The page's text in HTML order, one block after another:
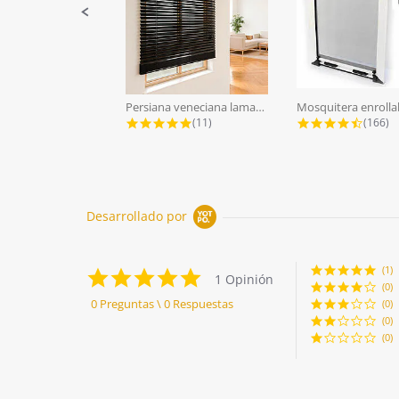
Persiana veneciana lamas aluminio...
5.0 star rating
(11) 4.7
(166)
Desarrollado por
5.0
star
rating
1 Opinión
0 Preguntas \ 0 Respuestas
(1)
(0)
(0)
(0)
(0)